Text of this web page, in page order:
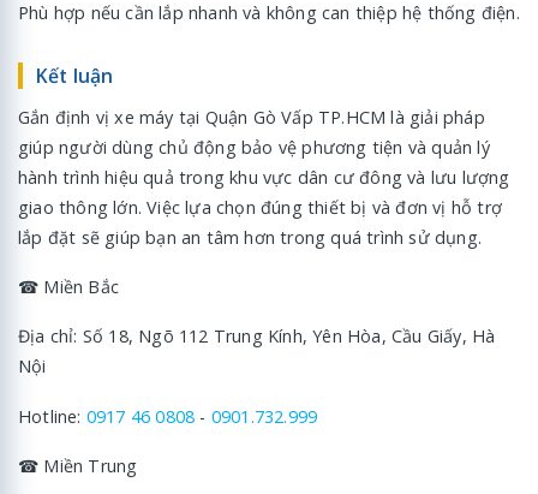
Phù hợp nếu cần lắp nhanh và không can thiệp hệ thống điện.
Kết luận
Gắn định vị xe máy tại Quận Gò Vấp TP.HCM là giải pháp
giúp người dùng chủ động bảo vệ phương tiện và quản lý
hành trình hiệu quả trong khu vực dân cư đông và lưu lượng
giao thông lớn. Việc lựa chọn đúng thiết bị và đơn vị hỗ trợ
lắp đặt sẽ giúp bạn an tâm hơn trong quá trình sử dụng.
☎ Miền Bắc
Địa chỉ: Số 18, Ngõ 112 Trung Kính, Yên Hòa, Cầu Giấy, Hà
Nội
Hotline: 0917 46 0808 - 0901.732.999
☎ Miền Trung